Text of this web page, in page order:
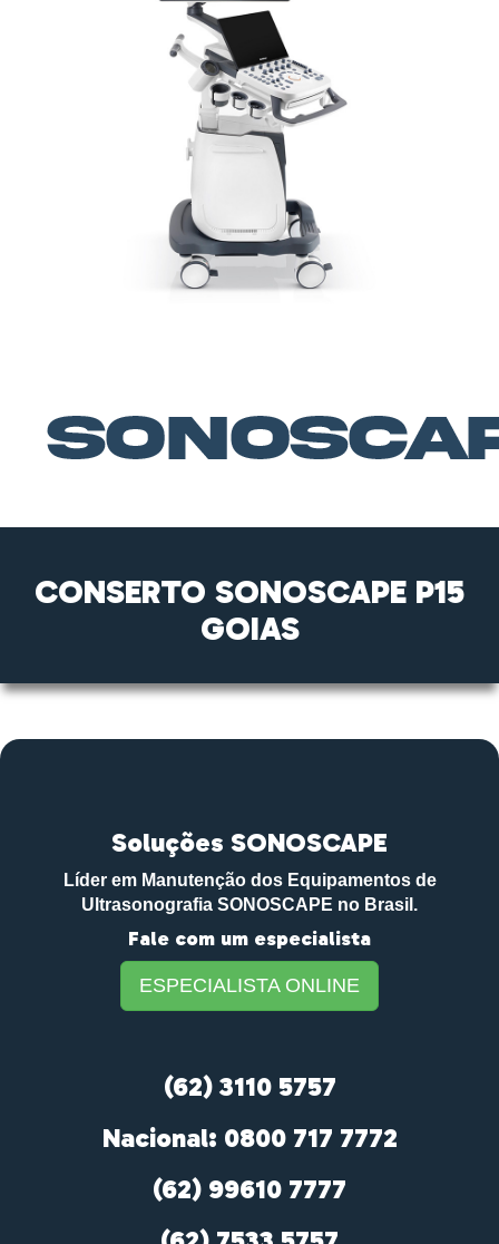
CONSERTO SONOSCAPE P15
GOIAS
Soluções SONOSCAPE
Líder em Manutenção dos Equipamentos de
Ultrasonografia SONOSCAPE no Brasil.
Fale com um especialista
ESPECIALISTA ONLINE
(62) 3110 5757
Nacional: 0800 717 7772
(62) 99610 7777